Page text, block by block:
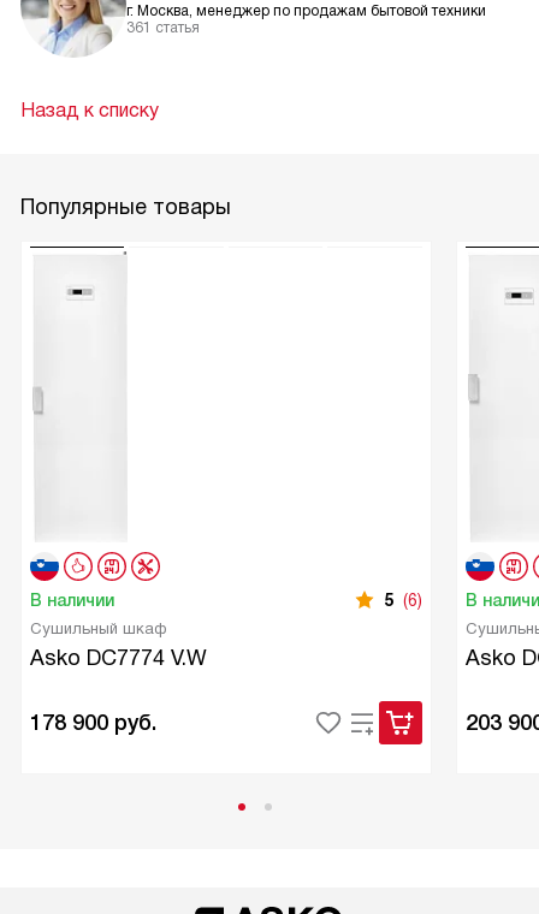
г. Москва, менеджер по продажам бытовой техники
361 статья
Назад к списку
Популярные товары
В наличии 5 (6)
Сушильный шкаф
Asko DC7774 V.W
178 900 руб.
В
Asko
203